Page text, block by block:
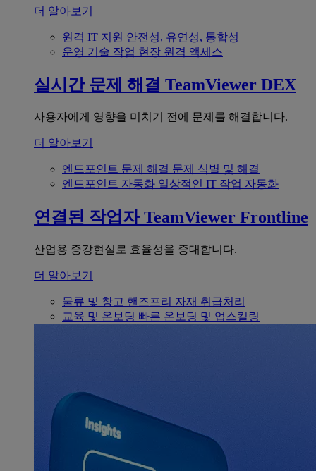
더 알아보기
원격 IT 지원 안전성, 유연성, 통합성
운영 기술 작업 현장 원격 액세스
실시간 문제 해결 TeamViewer DEX
사용자에게 영향을 미치기 전에 문제를 해결합니다.
더 알아보기
엔드포인트 문제 해결 문제 식별 및 해결
엔드포인트 자동화 일상적인 IT 작업 자동화
연결된 작업자 TeamViewer Frontline
산업용 증강현실로 효율성을 증대합니다.
더 알아보기
물류 및 창고 핸즈프리 자재 취급처리
교육 및 온보딩 빠른 온보딩 및 업스킬링